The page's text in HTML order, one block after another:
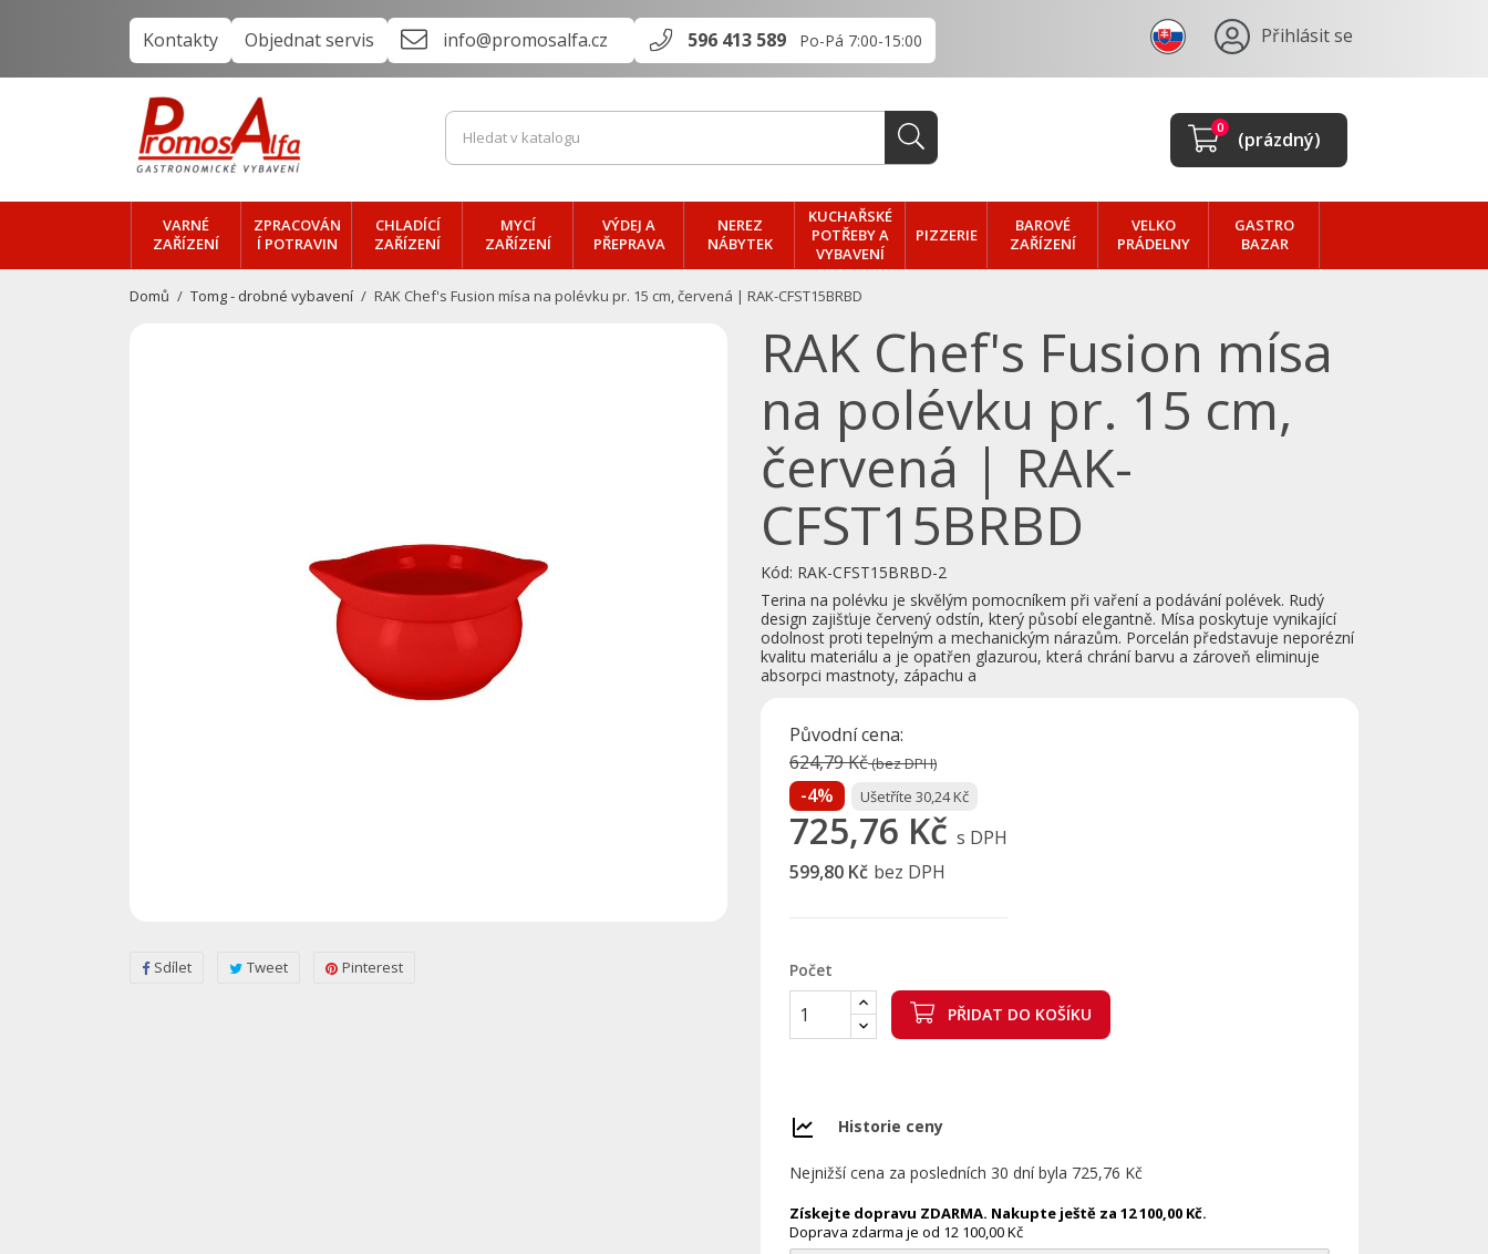
Kontakty Objednat servis info@promosalfa.cz 596 413 589 Po-Pá 7:00-15:00 Přihlásit se
(prázdný)
0
VARNÉ
ZAŘÍZENÍ
ZPRACOVÁN
Í POTRAVIN
CHLADÍCÍ
ZAŘÍZENÍ
MYCÍ
ZAŘÍZENÍ
VÝDEJ A
PŘEPRAVA
NEREZ
NÁBYTEK
KUCHAŘSKÉ
POTŘEBY A
VYBAVENÍ
PIZZERIE
BAROVÉ
ZAŘÍZENÍ
VELKO
PRÁDELNY
GASTRO
BAZAR
Domů Tomg - drobné vybavení RAK Chef's Fusion mísa na polévku pr. 15 cm, červená | RAK-CFST15BRBD
Sdílet Tweet Pinterest
RAK Chef's Fusion mísa
na polévku pr. 15 cm,
červená | RAK-
CFST15BRBD
Kód: RAK-CFST15BRBD-2
Terina na polévku je skvělým pomocníkem při vaření a podávání polévek. Rudý
design zajišťuje červený odstín, který působí elegantně. Mísa poskytuje vynikající
odolnost proti tepelným a mechanickým nárazům. Porcelán představuje neporézní
kvalitu materiálu a je opatřen glazurou, která chrání barvu a zároveň eliminuje
absorpci mastnoty, zápachu a
Původní cena:
624,79 Kč(bez DPH)
-4% Ušetříte 30,24 Kč
725,76 Kč s DPH
599,80 Kč bez DPH
Počet
PŘIDAT DO KOŠÍKU
Historie ceny
Nejnižší cena za posledních 30 dní byla 725,76 Kč
Získejte dopravu ZDARMA. Nakupte ještě za 12 100,00 Kč.
Doprava zdarma je od 12 100,00 Kč